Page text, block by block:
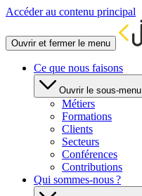
Accéder au contenu principal
Ouvrir et fermer le menu
Ce que nous faisons
Ouvrir le sous-
Métiers
Formations
Clients
Secteurs
Conférences
Contributions
Qui sommes-nous ?